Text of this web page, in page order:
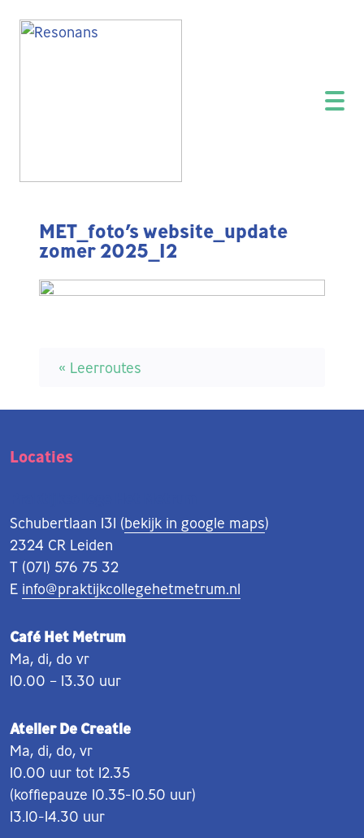
MET_foto’s website_update
zomer 2025_12
« Leerroutes
Locaties
Schubertlaan 131 (bekijk in google maps)
2324 CR Leiden
T (071) 576 75 32
E info@praktijkcollegehetmetrum.nl
Café Het Metrum
Ma, di, do vr
10.00 – 13.30 uur
Atelier De Creatie
Ma, di, do, vr
10.00 uur tot 12.35
(koffiepauze 10.35-10.50 uur)
13.10-14.30 uur